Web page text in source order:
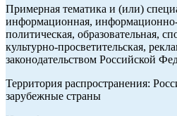
Примерная тематика и (или)
информационная, информационно-
политическая, образовательная,
культурно-просветительская,
законодательством Российской
Территория распространения:
зарубежные страны